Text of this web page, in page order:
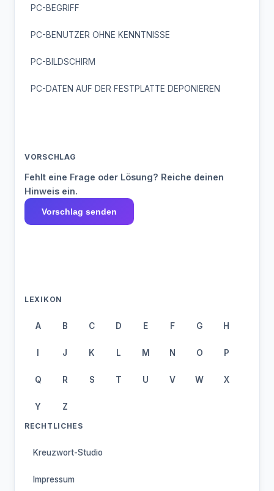
PC-BEGRIFF
PC-BENUTZER OHNE KENNTNISSE
PC-BILDSCHIRM
PC-DATEN AUF DER FESTPLATTE DEPONIEREN
VORSCHLAG
Fehlt eine Frage oder Lösung? Reiche deinen
Hinweis ein.
Vorschlag senden
LEXIKON
A B C D E F G H
I J K L M N O P
Q R S T U V W X
Y Z
RECHTLICHES
Kreuzwort-Studio
Impressum